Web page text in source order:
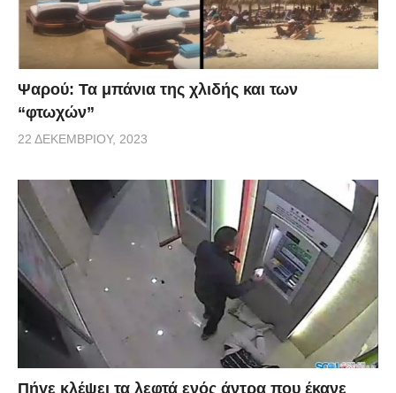
Ψαρού: Τα μπάνια της χλιδής και των
“φτωχών”
22 ΔΕΚΕΜΒΡΊΟΥ, 2023
Πήγε κλέψει τα λεφτά ενός άντρα που έκανε